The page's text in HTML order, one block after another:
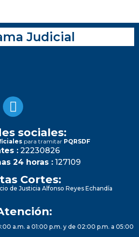
Judicial
sociales:
para tramitar PQRSDF
: 22230826
24 horas : 127109
Cortes:
de Justicia Alfonso Reyes Echandía
a.m. a 01:00 p.m. y de 02:00 p.m. a 05:00